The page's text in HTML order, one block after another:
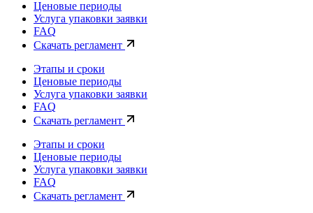
Ценовые периоды
Услуга упаковки заявки
FAQ
Скачать регламент
Этапы и сроки
Ценовые периоды
Услуга упаковки заявки
FAQ
Скачать регламент
Этапы и сроки
Ценовые периоды
Услуга упаковки заявки
FAQ
Скачать регламент